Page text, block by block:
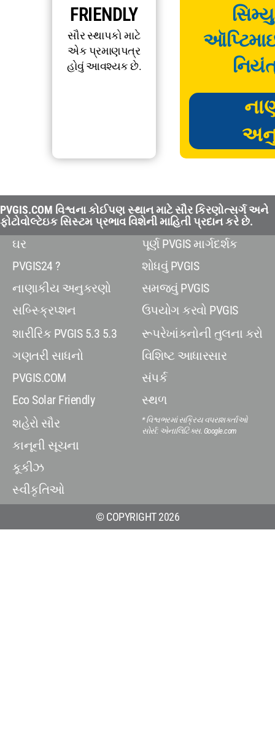
FRIENDLY
સૌર સ્થાપકો માટે
એક પ્રમાણપત્ર
હોવું આવશ્યક છે.
PVGIS.COM વિશ્વના કોઈપણ સ્થાન માટે સૌર કિરણોત્સર્ગ અને
ફોટોવોલ્ટેઇક સિસ્ટમ પ્રભાવ વિશેની માહિતી પ્રદાન કરે છે.
ઘર
PVGIS24 ?
નાણાકીય અનુકરણો
સબ્સ્ક્રિપ્શન
શારીરિક PVGIS 5.3 5.3
ગણતરી સાધનો
PVGIS.COM
Eco Solar Friendly
શહેરો સૌર
કાનૂની સૂચના
કૂકીઝ
સ્વીકૃતિઓ
પૂર્ણ PVGIS માર્ગદર્શક
શોધવું PVGIS
સમજવું PVGIS
ઉપયોગ કરવો PVGIS
રૂપરેખાંકનોની તુલના કરો
વિશિષ્ટ આધારસાર
સંપર્ક
સ્થળ
* વિશ્વભરમાં સક્રિય વપરાશકર્તાઓ
સોર્સ: એનાલિટિક્સ. Google.com
© COPYRIGHT 2026